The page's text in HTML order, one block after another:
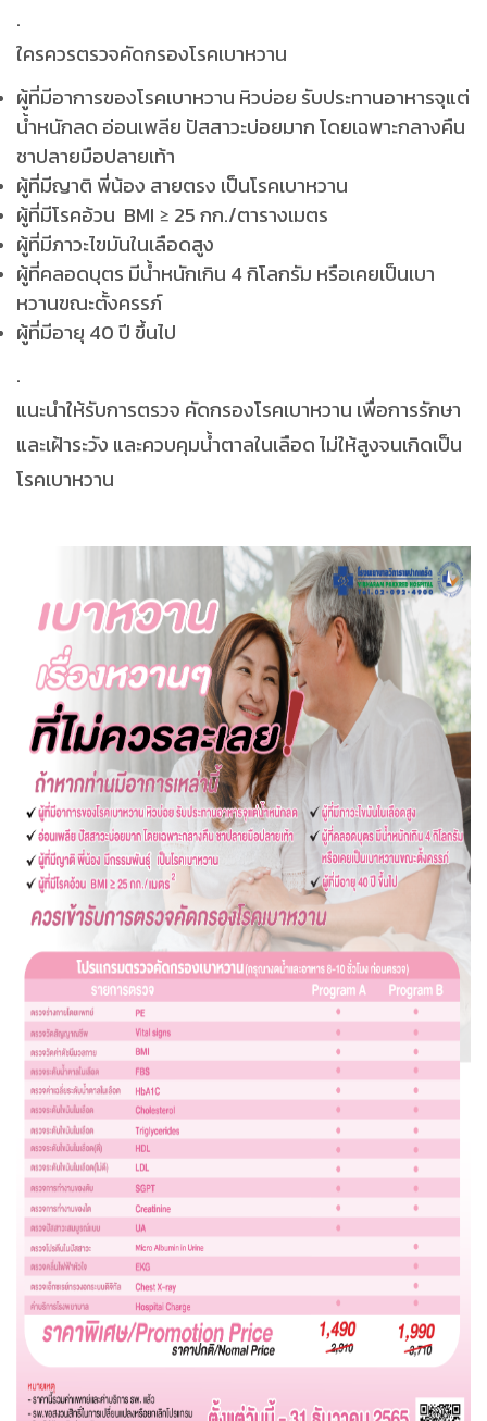
.
ใครควรตรวจคัดกรองโรคเบาหวาน
ผู้ที่มีอาการของโรคเบาหวาน หิวบ่อย รับประทานอาหารจุแต่
น้ำหนักลด อ่อนเพลีย ปัสสาวะบ่อยมาก โดยเฉพาะกลางคืน
ชาปลายมือปลายเท้า
ผู้ที่มีญาติ พี่น้อง สายตรง เป็นโรคเบาหวาน
ผู้ที่มีโรคอ้วน BMI ≥ 25 กก./ตารางเมตร
ผู้ที่มีภาวะไขมันในเลือดสูง
ผู้ที่คลอดบุตร มีน้ำหนักเกิน 4 กิโลกรัม หรือเคยเป็นเบา
หวานขณะตั้งครรภ์
ผู้ที่มีอายุ 40 ปี ขึ้นไป
.
แนะนำให้รับการตรวจ คัดกรองโรคเบาหวาน เพื่อการรักษา
และเฝ้าระวัง และควบคุมน้ำตาลในเลือด ไม่ให้สูงจนเกิดเป็น
โรคเบาหวาน